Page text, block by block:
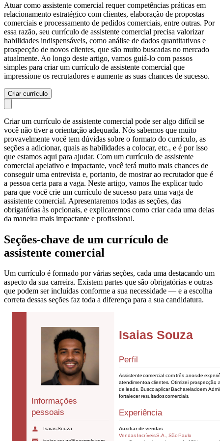
Atuar como assistente comercial requer competências práticas em
relacionamento estratégico com clientes, elaboração de propostas
comerciais e processamento de pedidos comerciais, entre outras. Por
essa razão, seu currículo de assistente comercial precisa valorizar
habilidades indispensáveis, como análise de dados quantitativos e
prospecção de novos clientes, que são muito buscadas no mercado
atualmente. Ao longo deste artigo, vamos guiá-lo com passos
simples para criar um currículo de assistente comercial que
impressione os recrutadores e aumente as suas chances de sucesso.
Criar currículo
Criar um currículo de assistente comercial pode ser algo difícil se
você não tiver a orientação adequada. Nós sabemos que muito
provavelmente você tem dúvidas sobre o formato do currículo, as
seções a adicionar, quais as habilidades a colocar, etc., e é por isso
que estamos aqui para ajudar. Com um currículo de assistente
comercial apelativo e impactante, você terá muito mais chances de
conseguir uma entrevista e, portanto, de mostrar ao recrutador que é
a pessoa certa para a vaga. Neste artigo, vamos lhe explicar tudo
para que você crie um currículo de sucesso para uma vaga de
assistente comercial. Apresentaremos todas as seções, das
obrigatórias às opcionais, e explicaremos como criar cada uma delas
da maneira mais impactante e profissional.
Seções-chave de um currículo de
assistente comercial
Um currículo é formado por várias seções, cada uma destacando um
aspecto da sua carreira. Existem partes que são obrigatórias e outras
que podem ser incluídas conforme a sua necessidade — e a escolha
correta dessas seções faz toda a diferença para a sua candidatura.